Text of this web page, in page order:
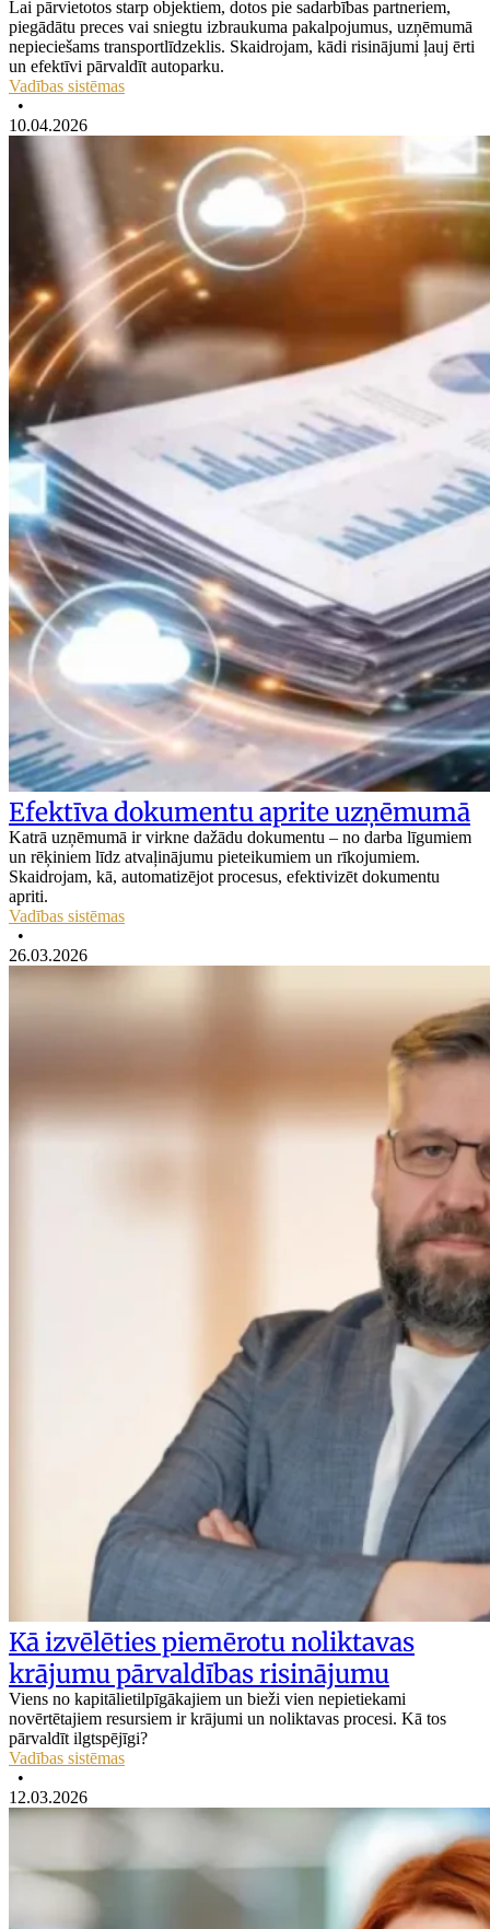
Lai pārvietotos starp objektiem, dotos pie sadarbības partneriem,
piegādātu preces vai sniegtu izbraukuma pakalpojumus, uzņēmumā
nepieciešams transportlīdzeklis. Skaidrojam, kādi risinājumi ļauj ērti
un efektīvi pārvaldīt autoparku.
Vadības sistēmas
•
10.04.2026
Efektīva dokumentu aprite uzņēmumā
Katrā uzņēmumā ir virkne dažādu dokumentu – no darba līgumiem
un rēķiniem līdz atvaļinājumu pieteikumiem un rīkojumiem.
Skaidrojam, kā, automatizējot procesus, efektivizēt dokumentu
apriti.
Vadības sistēmas
•
26.03.2026
Kā izvēlēties piemērotu noliktavas
krājumu pārvaldības risinājumu
Viens no kapitālietilpīgākajiem un bieži vien nepietiekami
novērtētajiem resursiem ir krājumi un noliktavas procesi. Kā tos
pārvaldīt ilgtspējīgi?
Vadības sistēmas
•
12.03.2026